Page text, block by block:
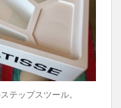
テップスツール。